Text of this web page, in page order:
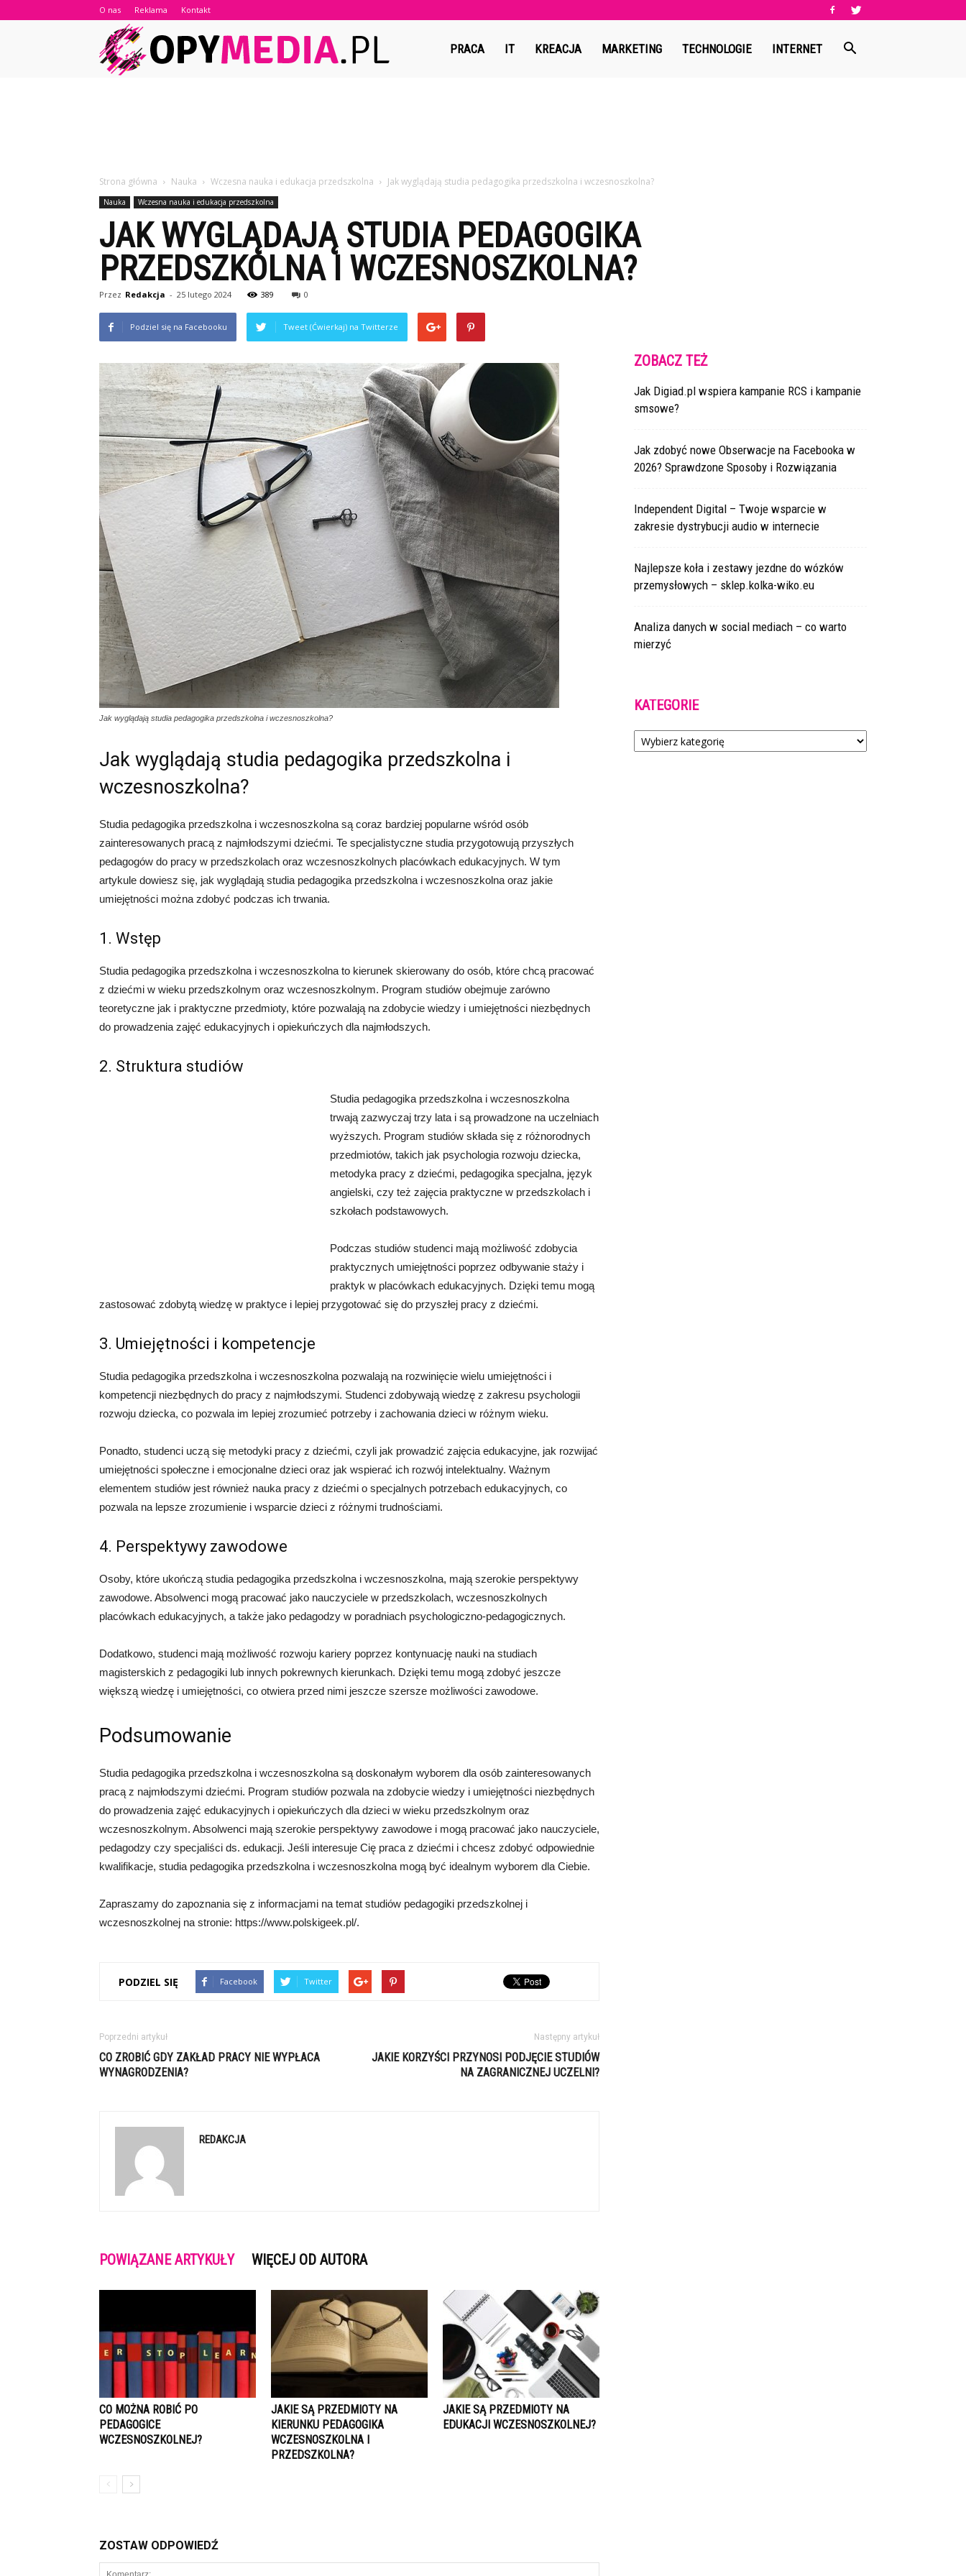
O nas Reklama Kontakt
Copymedia.plPRACA IT KREACJA MARKETING TECHNOLOGIE INTERNET
Strona główna Nauka Wczesna nauka i edukacja przedszkolna Jak wyglądają studia pedagogika przedszkolna i wczesnoszkolna?
Nauka Wczesna nauka i edukacja przedszkolna
JAK WYGLĄDAJĄ STUDIA PEDAGOGIKA
PRZEDSZKOLNA I WCZESNOSZKOLNA?
Przez Redakcja - 25 lutego 2024 389 0
Podziel się na Facebooku Tweet (Ćwierkaj) na Twitterze
Jak wyglądają studia pedagogika przedszkolna i wczesnoszkolna?
Jak wyglądają studia pedagogika przedszkolna i
wczesnoszkolna?
Studia pedagogika przedszkolna i wczesnoszkolna są coraz bardziej popularne wśród osób
zainteresowanych pracą z najmłodszymi dziećmi. Te specjalistyczne studia przygotowują przyszłych
pedagogów do pracy w przedszkolach oraz wczesnoszkolnych placówkach edukacyjnych. W tym
artykule dowiesz się, jak wyglądają studia pedagogika przedszkolna i wczesnoszkolna oraz jakie
umiejętności można zdobyć podczas ich trwania.
1. Wstęp
Studia pedagogika przedszkolna i wczesnoszkolna to kierunek skierowany do osób, które chcą pracować
z dziećmi w wieku przedszkolnym oraz wczesnoszkolnym. Program studiów obejmuje zarówno
teoretyczne jak i praktyczne przedmioty, które pozwalają na zdobycie wiedzy i umiejętności niezbędnych
do prowadzenia zajęć edukacyjnych i opiekuńczych dla najmłodszych.
2. Struktura studiów
Studia pedagogika przedszkolna i wczesnoszkolna
trwają zazwyczaj trzy lata i są prowadzone na uczelniach
wyższych. Program studiów składa się z różnorodnych
przedmiotów, takich jak psychologia rozwoju dziecka,
metodyka pracy z dziećmi, pedagogika specjalna, język
angielski, czy też zajęcia praktyczne w przedszkolach i
szkołach podstawowych.
Podczas studiów studenci mają możliwość zdobycia
praktycznych umiejętności poprzez odbywanie staży i
praktyk w placówkach edukacyjnych. Dzięki temu mogą
zastosować zdobytą wiedzę w praktyce i lepiej przygotować się do przyszłej pracy z dziećmi.
3. Umiejętności i kompetencje
Studia pedagogika przedszkolna i wczesnoszkolna pozwalają na rozwinięcie wielu umiejętności i
kompetencji niezbędnych do pracy z najmłodszymi. Studenci zdobywają wiedzę z zakresu psychologii
rozwoju dziecka, co pozwala im lepiej zrozumieć potrzeby i zachowania dzieci w różnym wieku.
Ponadto, studenci uczą się metodyki pracy z dziećmi, czyli jak prowadzić zajęcia edukacyjne, jak rozwijać
umiejętności społeczne i emocjonalne dzieci oraz jak wspierać ich rozwój intelektualny. Ważnym
elementem studiów jest również nauka pracy z dziećmi o specjalnych potrzebach edukacyjnych, co
pozwala na lepsze zrozumienie i wsparcie dzieci z różnymi trudnościami.
4. Perspektywy zawodowe
Osoby, które ukończą studia pedagogika przedszkolna i wczesnoszkolna, mają szerokie perspektywy
zawodowe. Absolwenci mogą pracować jako nauczyciele w przedszkolach, wczesnoszkolnych
placówkach edukacyjnych, a także jako pedagodzy w poradniach psychologiczno-pedagogicznych.
Dodatkowo, studenci mają możliwość rozwoju kariery poprzez kontynuację nauki na studiach
magisterskich z pedagogiki lub innych pokrewnych kierunkach. Dzięki temu mogą zdobyć jeszcze
większą wiedzę i umiejętności, co otwiera przed nimi jeszcze szersze możliwości zawodowe.
Podsumowanie
Studia pedagogika przedszkolna i wczesnoszkolna są doskonałym wyborem dla osób zainteresowanych
pracą z najmłodszymi dziećmi. Program studiów pozwala na zdobycie wiedzy i umiejętności niezbędnych
do prowadzenia zajęć edukacyjnych i opiekuńczych dla dzieci w wieku przedszkolnym oraz
wczesnoszkolnym. Absolwenci mają szerokie perspektywy zawodowe i mogą pracować jako nauczyciele,
pedagodzy czy specjaliści ds. edukacji. Jeśli interesuje Cię praca z dziećmi i chcesz zdobyć odpowiednie
kwalifikacje, studia pedagogika przedszkolna i wczesnoszkolna mogą być idealnym wyborem dla Ciebie.
Zapraszamy do zapoznania się z informacjami na temat studiów pedagogiki przedszkolnej i
wczesnoszkolnej na stronie: https://www.polskigeek.pl/.
PODZIEL SIĘ Facebook Twitter
Poprzedni artykuł
CO ZROBIĆ GDY ZAKŁAD PRACY NIE WYPŁACA
WYNAGRODZENIA?
Następny artykuł
JAKIE KORZYŚCI PRZYNOSI PODJĘCIE STUDIÓW
NA ZAGRANICZNEJ UCZELNI?
REDAKCJA
POWIĄZANE ARTYKUŁY WIĘCEJ OD AUTORA
CO MOŻNA ROBIĆ PO
PEDAGOGICE
WCZESNOSZKOLNEJ?
JAKIE SĄ PRZEDMIOTY NA
KIERUNKU PEDAGOGIKA
WCZESNOSZKOLNA I
PRZEDSZKOLNA?
JAKIE SĄ PRZEDMIOTY NA
EDUKACJI WCZESNOSZKOLNEJ?
ZOSTAW ODPOWIEDŹ
ZOBACZ TEŻ
Jak Digiad.pl wspiera kampanie RCS i kampanie
smsowe?
Jak zdobyć nowe Obserwacje na Facebooka w
2026? Sprawdzone Sposoby i Rozwiązania
Independent Digital – Twoje wsparcie w
zakresie dystrybucji audio w internecie
Najlepsze koła i zestawy jezdne do wózków
przemysłowych – sklep.kolka-wiko.eu
Analiza danych w social mediach – co warto
mierzyć
KATEGORIE
Kategorie